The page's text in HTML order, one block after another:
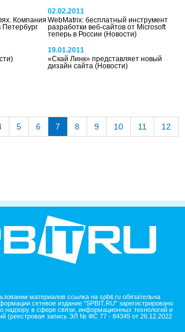
Компания
02.02.2011
WebMatrix: бесплатный инструмент
разработки веб-сайтов от Microsoft
теперь в России(Новости)
19.01.2011
«Скай Линк» представляет новый
дизайн сайта(Новости)
5 6 7 8 9 10 11 12
материалов ссылка на spbit.ru обязательна
сетевое издание "SPBIT.RU" зарегистрировано
надзору в сфере связи, информационных технологий и
(реестровая запись ЭЛ № ФС 77 - 84345 от 26.12.2022